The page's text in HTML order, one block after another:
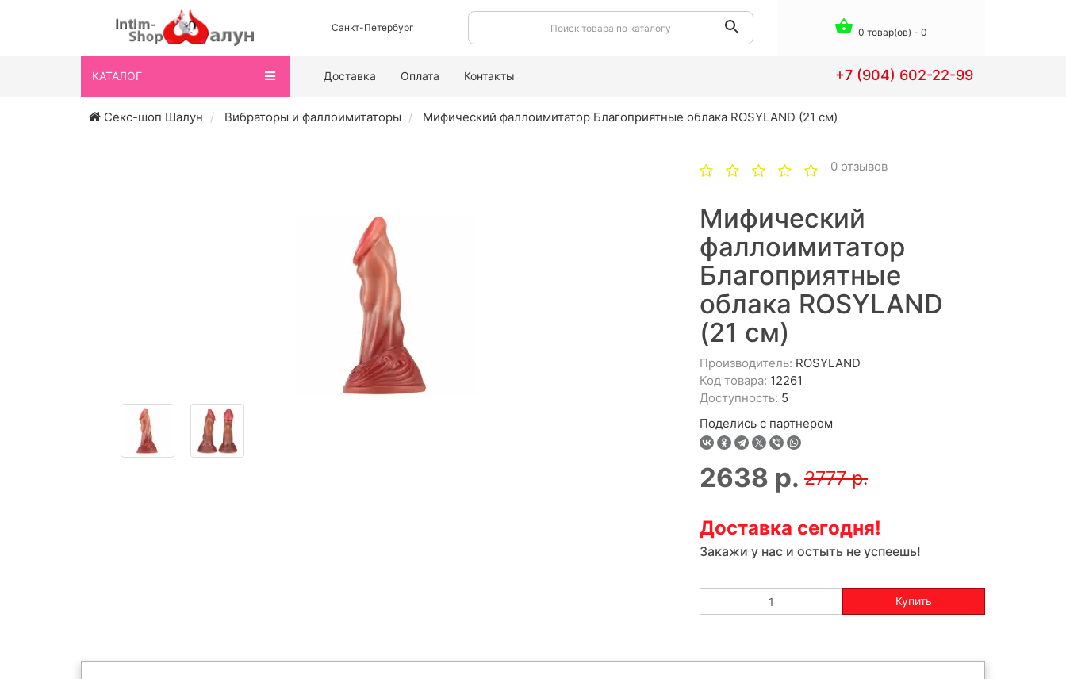
Санкт-Петербург 0 товар(ов) - 0
КАТАЛОГ Доставка Оплата Контакты +7 (904) 602-22-99
Секс-шоп Шалун Вибраторы и фаллоимитаторы Мифический фаллоимитатор Благоприятные облака ROSYLAND (21 см)
0 отзывов
Мифический
фаллоимитатор
Благоприятные
облака ROSYLAND
(21 см)
Производитель: ROSYLAND
Код товара: 12261
Доступность: 5
Поделись с партнером
2638 р. 2777 р.
Доставка сегодня!
Закажи у нас и остыть не успеешь!
Купить